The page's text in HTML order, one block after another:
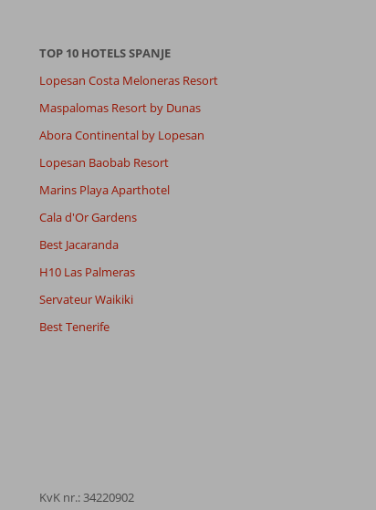
TOP 10 HOTELS SPANJE
Lopesan Costa Meloneras Resort
Maspalomas Resort by Dunas
Abora Continental by Lopesan
Lopesan Baobab Resort
Marins Playa Aparthotel
Cala d'Or Gardens
Best Jacaranda
H10 Las Palmeras
Servateur Waikiki
Best Tenerife
KvK nr.: 34220902